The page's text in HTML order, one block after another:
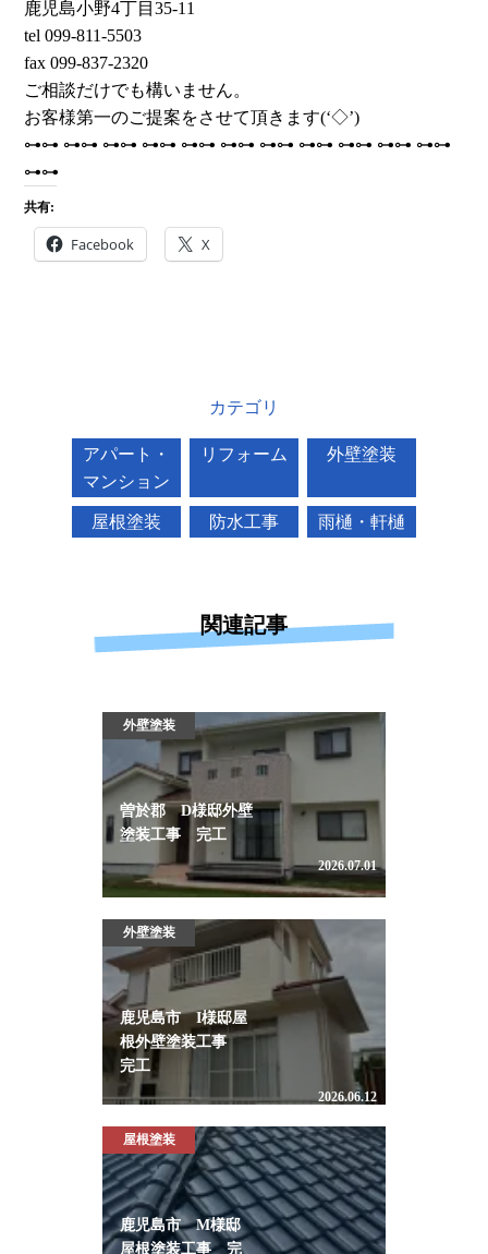
鹿児島小野4丁目35-11
tel 099-811-5503
fax 099-837-2320
ご相談だけでも構いません。
お客様第一のご提案をさせて頂きます(‘◇’)ゞ
⊶⊶ ⊶⊶ ⊶⊶ ⊶⊶ ⊶⊶ ⊶⊶ ⊶⊶ ⊶⊶ ⊶⊶ ⊶⊶ ⊶⊶
⊶⊶
共有:
Facebook X
カテゴリ
アパート・
マンション
リフォーム 外壁塗装
屋根塗装 防水工事 雨樋・軒樋
関連記事
外壁塗装
曽於郡 D様邸外壁
塗装工事 完工
2026.07.01
外壁塗装
鹿児島市 I様邸屋
根外壁塗装工事
完工
2026.06.12
屋根塗装
鹿児島市 M様邸
屋根塗装工事 完